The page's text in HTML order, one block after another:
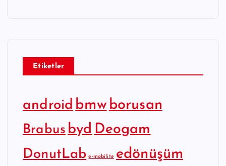
Etiketler
android bmw borusan
Brabus byd Deogam
DonutLab e-mobilite edönüşüm